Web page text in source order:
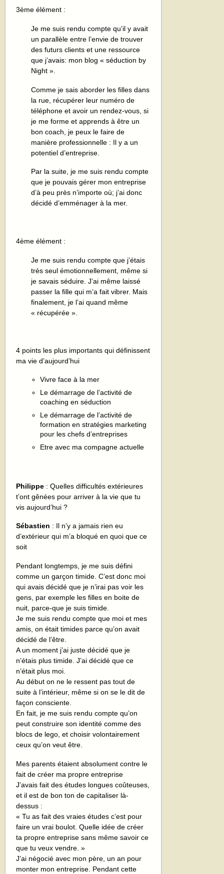
3ème élément :
Je me suis rendu compte qu’il y avait
un parallèle entre l’envie de trouver
des futurs clients et une ressource
que j’avais: mon blog « séduction by
Night ».
Comme je sais aborder les filles dans
la rue, récupérer leur numéro de
téléphone et avoir un rendez-vous, si
je me forme et apprends à être un
bon coach, je peux le faire de
manière professionnelle : Il y a un
potentiel d’entreprise.
Par la suite, je me suis rendu compte
que je pouvais gérer mon entreprise
d’à peu près n’importe où; j’ai donc
décidé d’emménager à la mer.
4ème élément :
Je me suis rendu compte que j’étais
très seul émotionnellement, même si
je savais séduire. J’ai même laissé
passer la fille qui m’a fait vibrer. Mais
finalement, je l’ai quand même
« récupérée ».
4 points les plus importants qui définissent
ma vie d’aujourd’hui
Vivre face à la mer
Le démarrage de l’activité de
coaching en séduction
Le démarrage de l’activité de
formation en stratégies marketing
pour les chefs d’entreprises
Etre avec ma compagne actuelle
Philippe : Quelles difficultés extérieures
t’ont gênées pour arriver à la vie que tu
vis aujourd’hui ?
Sébastien : Il n’y a jamais rien eu
d’extérieur qui m’a bloqué en quoi que ce
soit
Pendant longtemps, je me suis défini
comme un garçon timide. C’est donc moi
qui avais décidé que je n’irai pas voir les
gens, par exemple les filles en boite de
nuit, parce-que je suis timide.
Je me suis rendu compte que moi et mes
amis, on était timides parce qu’on avait
décidé de l’être.
A un moment j’ai juste décidé que je
n’étais plus timide. J’ai décidé que ce
n’était plus moi.
Au début on ne le ressent pas tout de
suite à l’intérieur, même si on se le dit de
façon consciente.
En fait, je me suis rendu compte qu’on
peut construire son identité comme des
blocs de lego, et choisir volontairement
ceux qu’on veut être.
Mes parents étaient absolument contre le
fait de créer ma propre entreprise
J’avais fait des études longues coûteuses,
et il est de bon ton de capitaliser là-
dessus :
« Tu as fait des vraies études c’est pour
faire un vrai boulot. Quelle idée de créer
ta propre entreprise sans même savoir ce
que tu veux vendre. »
J’ai négocié avec mon père, un an pour
monter mon entreprise. Pendant cette